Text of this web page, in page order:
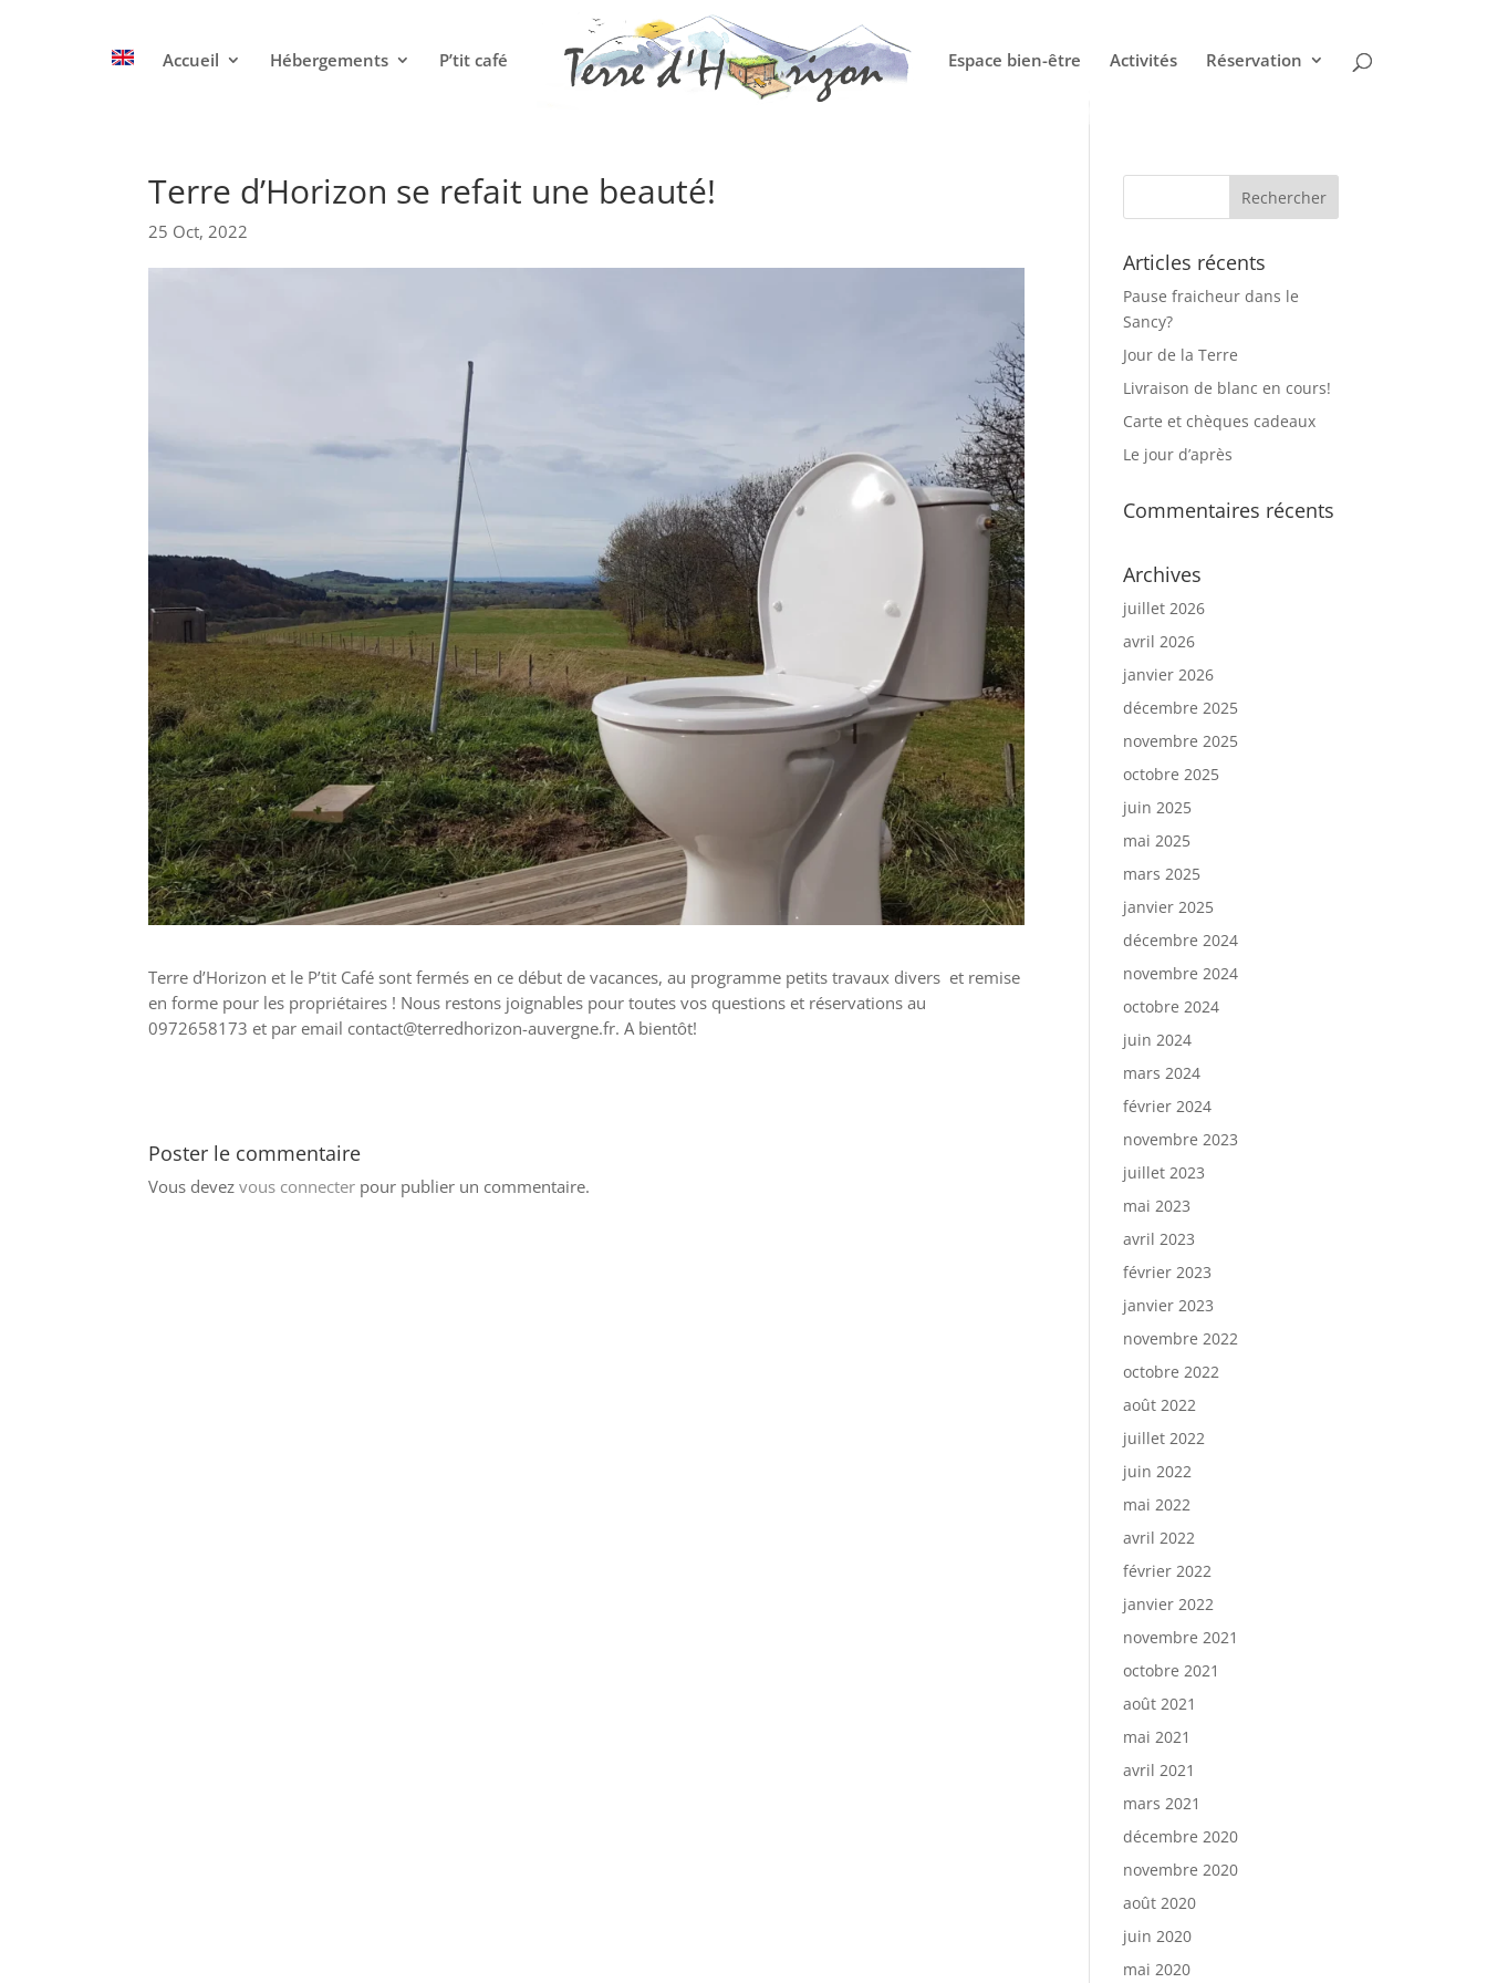
Accueil Hébergements P’tit café Espace bien-être Activités Réservation
Terre d’Horizon se refait une beauté!
25 Oct, 2022
Terre d’Horizon et le P’tit Café sont fermés en ce début de vacances, au programme petits travaux divers et remise
en forme pour les propriétaires ! Nous restons joignables pour toutes vos questions et réservations au
0972658173 et par email contact@terredhorizon-auvergne.fr. A bientôt!
Poster le commentaire
Vous devezvous connecter pour publier un commentaire.
Articles récents
Pause fraicheur dans le
Sancy?
Jour de la Terre
Livraison de blanc en cours!
Carte et chèques cadeaux
Le jour d’après
Commentaires récents
Archives
juillet 2026
avril 2026
janvier 2026
décembre 2025
novembre 2025
octobre 2025
juin 2025
mai 2025
mars 2025
janvier 2025
décembre 2024
novembre 2024
octobre 2024
juin 2024
mars 2024
février 2024
novembre 2023
juillet 2023
mai 2023
avril 2023
février 2023
janvier 2023
novembre 2022
octobre 2022
août 2022
juillet 2022
juin 2022
mai 2022
avril 2022
février 2022
janvier 2022
novembre 2021
octobre 2021
août 2021
mai 2021
avril 2021
mars 2021
décembre 2020
novembre 2020
août 2020
juin 2020
mai 2020